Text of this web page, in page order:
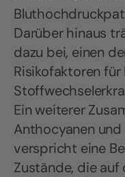
Darüber hinaus
dazu bei, einen
Risikofaktoren
Ein weiterer
Anthocyanen und
verspricht eine
Zustände, die